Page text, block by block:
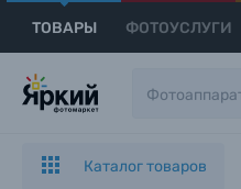
ТОВАРЫ ФОТОУСЛУГИ
Каталог товаров